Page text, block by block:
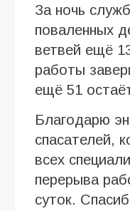
За ночь
поваленных
ветвей ещё
работы
ещё 51
Благодарю
спасателей,
всех
перерыва
суток.